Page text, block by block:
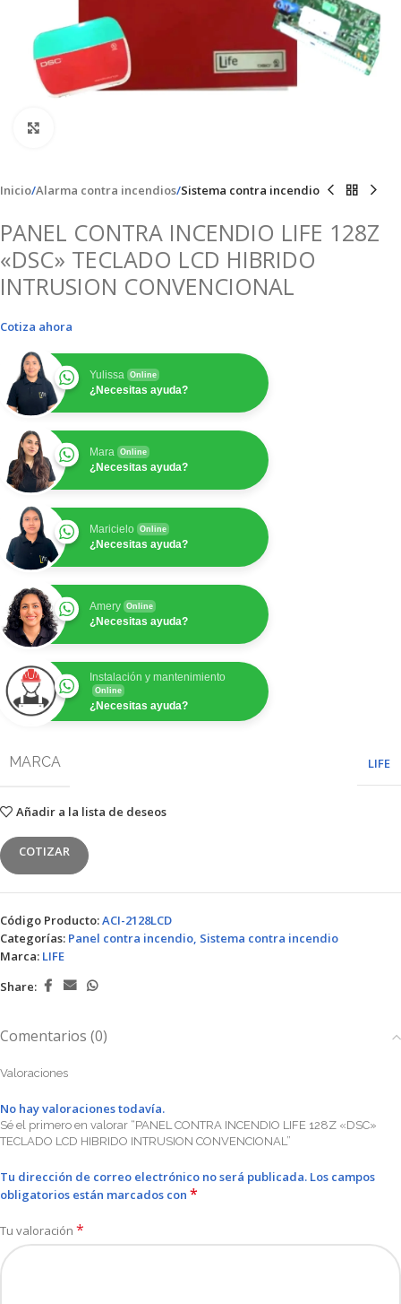
Inicio Alarma contra incendios Sistema contra incendio
PANEL CONTRA INCENDIO LIFE 128Z
«DSC» TECLADO LCD HIBRIDO
INTRUSION CONVENCIONAL
Cotiza ahora
Yulissa Online
¿Necesitas ayuda?
Mara Online
¿Necesitas ayuda?
Maricielo Online
¿Necesitas ayuda?
Amery Online
¿Necesitas ayuda?
Instalación y mantenimiento
Online
¿Necesitas ayuda?
MARCA LIFE
Añadir a la lista de deseos
COTIZAR
Código Producto:ACI-2128LCD
Categorías: Panel contra incendio, Sistema contra incendio
Marca: LIFE
Share:
Comentarios (0)
Valoraciones
No hay valoraciones todavía.
Sé el primero en valorar “PANEL CONTRA INCENDIO LIFE 128Z «DSC»
TECLADO LCD HIBRIDO INTRUSION CONVENCIONAL”
Tu dirección de correo electrónico no será publicada. Los campos
obligatorios están marcados con *
Tu valoración *